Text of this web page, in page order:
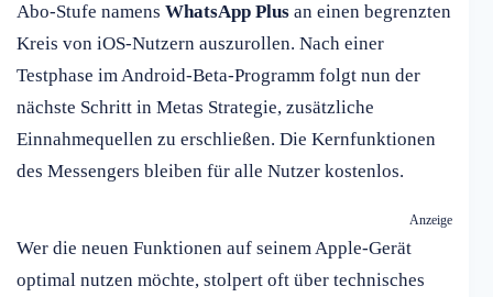
Abo-Stufe namens WhatsApp Plus an einen begrenzten
Kreis von iOS-Nutzern auszurollen. Nach einer
Testphase im Android-Beta-Programm folgt nun der
nächste Schritt in Metas Strategie, zusätzliche
Einnahmequellen zu erschließen. Die Kernfunktionen
des Messengers bleiben für alle Nutzer kostenlos.
Anzeige
Wer die neuen Funktionen auf seinem Apple-Gerät
optimal nutzen möchte, stolpert oft über technisches